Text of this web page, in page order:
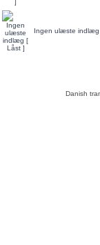
Ingen ulæste indlæg
Danish